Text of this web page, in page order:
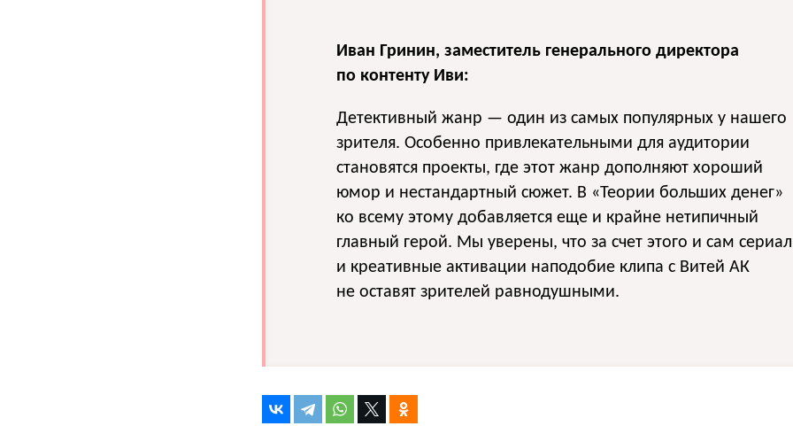
Иван Гринин, заместитель генерального директора
по контенту Иви:
Детективный жанр — один из самых популярных у нашего
зрителя. Особенно привлекательными для аудитории
становятся проекты, где этот жанр дополняют хороший
юмор и нестандартный сюжет. В «Теории больших денег»
ко всему этому добавляется еще и крайне нетипичный
главный герой. Мы уверены, что за счет этого и сам
и креативные активации наподобие клипа с Витей АК
не оставят зрителей равнодушными.